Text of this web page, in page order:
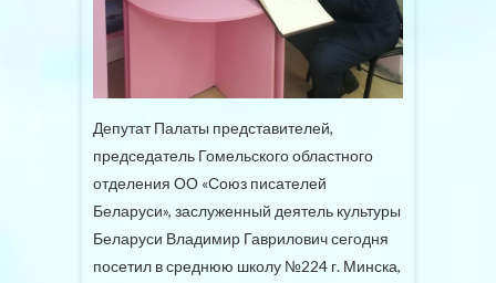
Депутат Палаты представителей,
председатель Гомельского областного
отделения ОО «Союз писателей
Беларуси», заслуженный деятель культуры
Беларуси Владимир Гаврилович сегодня
посетил в среднюю школу №224 г. Минска,